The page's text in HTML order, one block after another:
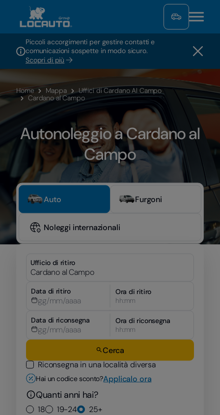
Piccoli accorgimenti per gestire contatti e
comunicazioni sospette in modo sicuro.
Scopri di più
Home Mappa
Uffici di Cardano Al Campo
Cardano al Campo
Autonoleggio a Cardano al
Campo
Auto Furgoni
Noleggi internazionali
Ufficio di ritiro
Data di ritiro
Ora di ritiro
hh:mm
Data di riconsegna
Ora di riconsegna
hh:mm
Cerca
Riconsegna in una località diversa
Hai un codice sconto?Applicalo ora
Quanti anni hai?
18 19-24 25+